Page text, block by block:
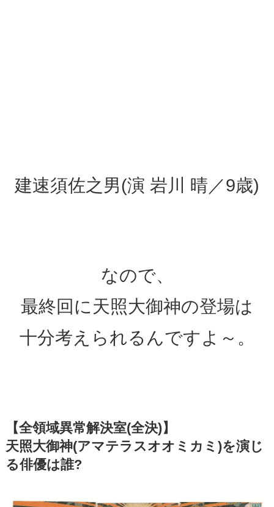
建速須佐之男(演 岩川 晴／9歳)
なので、
最終回に天照大御神の登場は
十分考えられるんですよ～。
【全領域異常解決室(全決)】
天照大御神(アマテラスオオミカミ)を演じ
る俳優は誰?